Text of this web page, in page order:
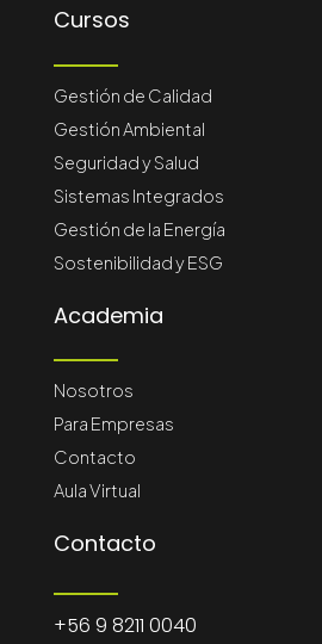
Cursos
Gestión de Calidad
Gestión Ambiental
Seguridad y Salud
Sistemas Integrados
Gestión de la Energía
Sostenibilidad y ESG
Academia
Nosotros
Para Empresas
Contacto
Aula Virtual
Contacto
+56 9 8211 0040